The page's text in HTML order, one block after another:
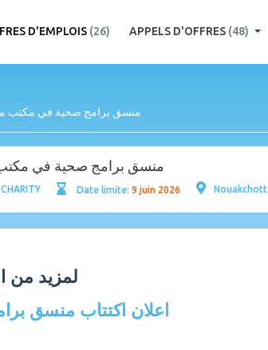
D'EMPLOIS (26) APPELS D'OFFRES (48)
منسق برامج صحية في مكتب
منسق برامج صحية في مكتب
Date limite: 9 juin 2026 Nouakchott
لمزيد من
اعلان اكتتاب منسق